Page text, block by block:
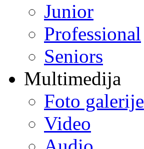
Junior
Professional
Seniors
Multimedija
Foto galerije
Video